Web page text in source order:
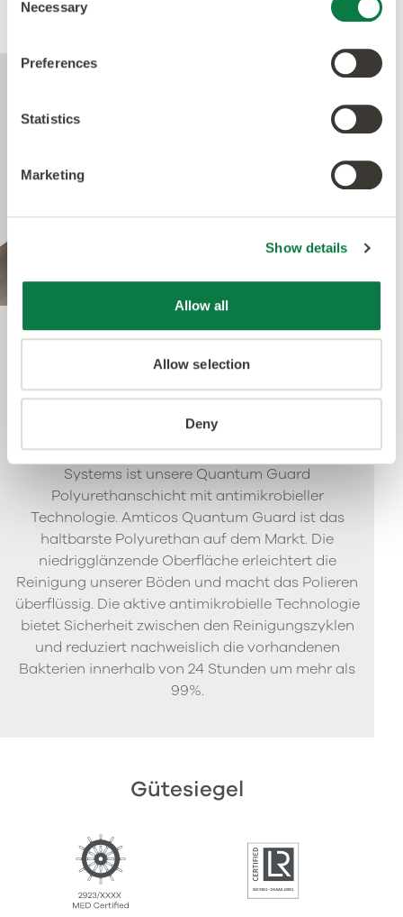
Selection
Necessary
Preferences
Statistics
Marketing
Show details
Allow all
Allow selection
Deny
Quantum Guard Elite
Antimicrobial
Die Krönung unseres Multiple Performance
Systems ist unsere Quantum Guard
Polyurethanschicht mit antimikrobieller
Technologie. Amticos Quantum Guard ist das
haltbarste Polyurethan auf dem Markt. Die
niedrigglänzende Oberfläche erleichtert die
Reinigung unserer Böden und macht das Polieren
überflüssig. Die aktive antimikrobielle Technologie
bietet Sicherheit zwischen den Reinigungszyklen
und reduziert nachweislich die vorhandenen
Bakterien innerhalb von 24 Stunden um mehr als
99%.
Gütesiegel